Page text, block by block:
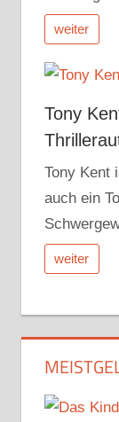
weiter
Tony
Tony Kent
auch ein
weiter